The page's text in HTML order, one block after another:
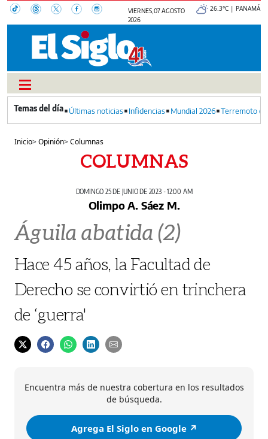
VIERNES, 07 AGOSTO
2026
26.3°C | PANAMÁ
Últimas noticias Infidencias Mundial 2026 Terremoto
Inicio>Opinión>Columnas
COLUMNAS
DOMINGO 25 DE JUNIO DE 2023 - 12:00 AM
Olimpo A. Sáez M.
Águila abatida (2)
Hace 45 años, la Facultad de
Derecho se convirtió en trinchera
de ‘guerra'
Encuentra más de nuestra cobertura en los resultados
de búsqueda.
Agrega El Siglo en Google ↗️